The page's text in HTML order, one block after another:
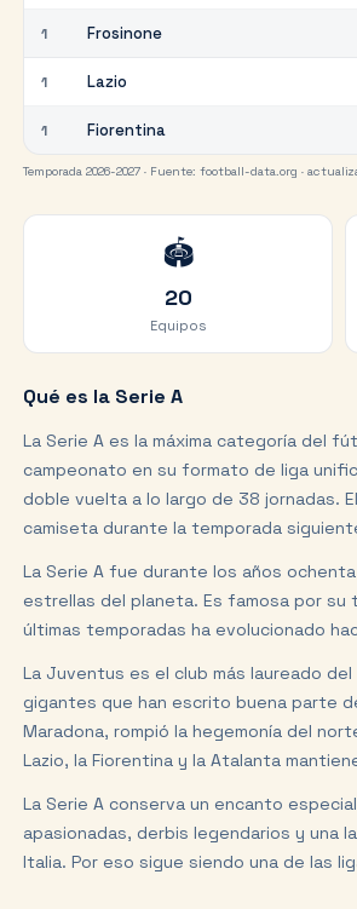
1 Frosinone
1 Lazio
1 Fiorentina
Temporada 2026-2027 · Fuente: football-data.org ·
🏟️
20
Equipos
Qué es la Serie A
La Serie A es la máxima categoría del
campeonato en su formato de liga
doble vuelta a lo largo de 38 jornadas.
camiseta durante la temporada
La Serie A fue durante los años
estrellas del planeta. Es famosa por
últimas temporadas ha evolucionado
La Juventus es el club más laureado
gigantes que han escrito buena parte
Maradona, rompió la hegemonía del
Lazio, la Fiorentina y la Atalanta
La Serie A conserva un encanto
apasionadas, derbis legendarios y una
Italia. Por eso sigue siendo una de las